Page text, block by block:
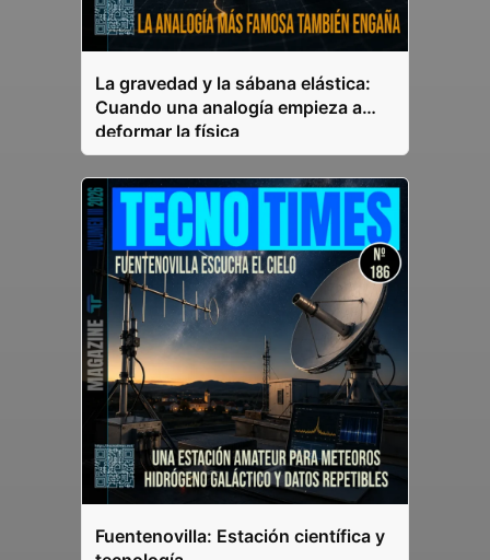
La gravedad y la sábana elástica:
Cuando una analogía empieza a
deformar la física
Fuentenovilla: Estación científica y